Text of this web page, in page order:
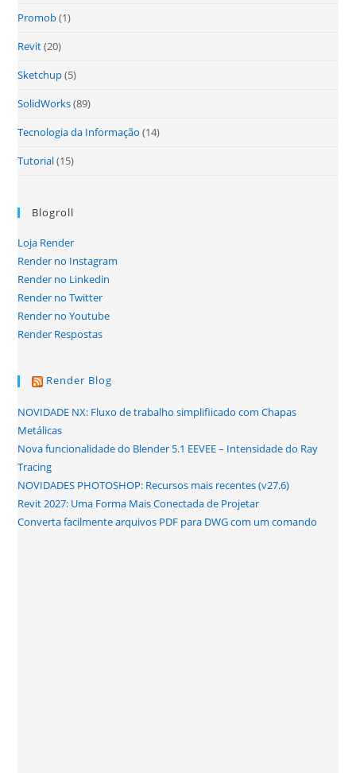
Promob(1)
Revit(20)
Sketchup(5)
SolidWorks(89)
Tecnologia da Informação (14)
Tutorial(15)
Blogroll
Loja Render
Render no Instagram
Render no Linkedin
Render no Twitter
Render no Youtube
Render Respostas
Render Blog
NOVIDADE NX: Fluxo de trabalho simplifiicado com Chapas
Metálicas
Nova funcionalidade do Blender 5.1 EEVEE – Intensidade do Ray
Tracing
NOVIDADES PHOTOSHOP: Recursos mais recentes (v27.6)
Revit 2027: Uma Forma Mais Conectada de Projetar
Converta facilmente arquivos PDF para DWG com um comando